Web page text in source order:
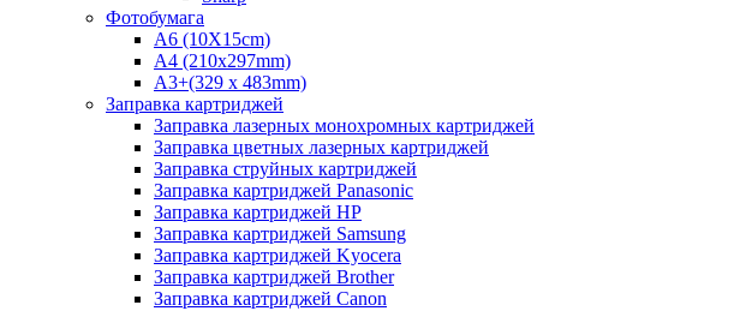
Фотобумага
A6 (10X15cm)
A4 (210x297mm)
А3+(329 x 483mm)
Заправка картриджей
Заправка лазерных монохромных картриджей
Заправка цветных лазерных картриджей
Заправка струйных картриджей
Заправка картриджей Panasonic
Заправка картриджей HP
Заправка картриджей Samsung
Заправка картриджей Kyocera
Заправка картриджей Brother
Заправка картриджей Canon